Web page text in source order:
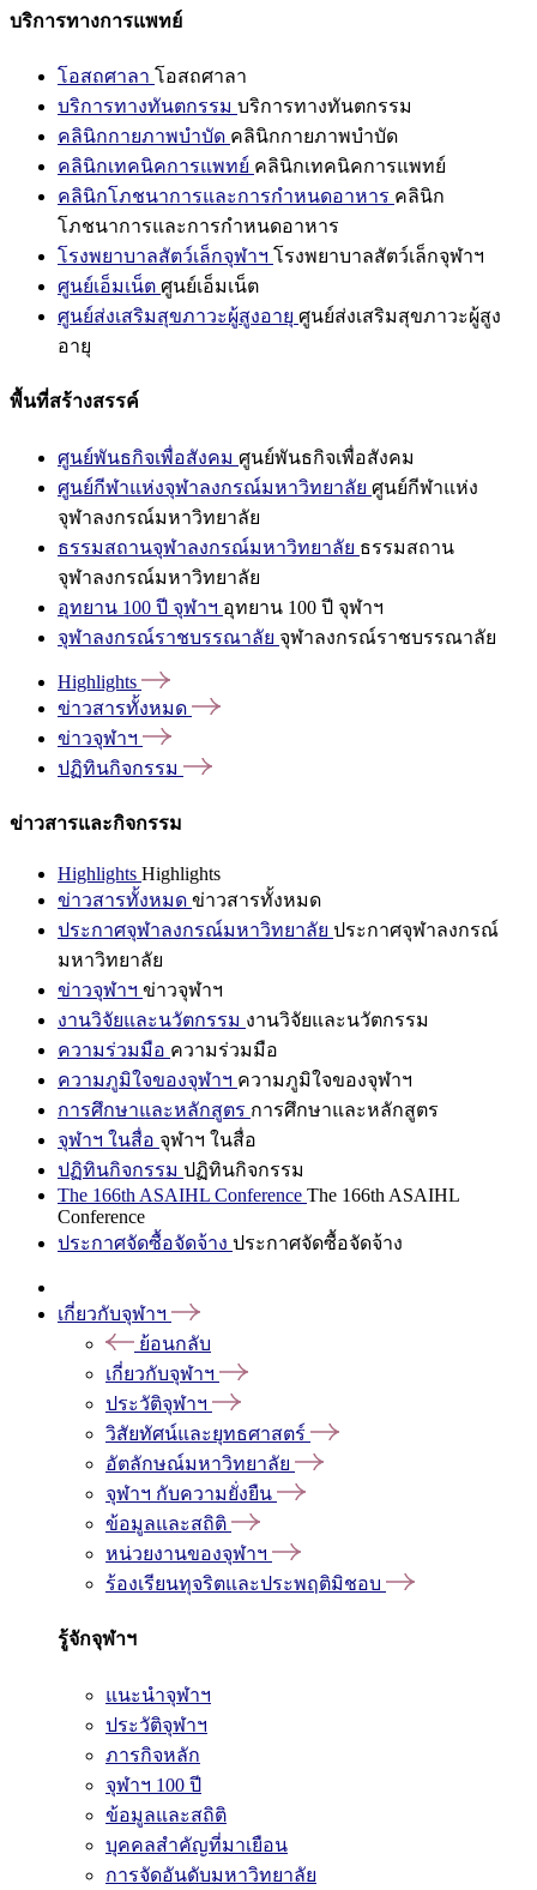
บริการทางการแพทย์
โอสถศาลา โอสถศาลา
บริการทางทันตกรรม บริการทางทันตกรรม
คลินิกกายภาพบำบัด คลินิกกายภาพบำบัด
คลินิกเทคนิคการแพทย์ คลินิกเทคนิคการแพทย์
คลินิกโภชนาการและการกำหนดอาหาร คลินิก
โภชนาการและการกำหนดอาหาร
โรงพยาบาลสัตว์เล็กจุฬาฯ โรงพยาบาลสัตว์เล็กจุฬาฯ
ศูนย์เอ็มเน็ต ศูนย์เอ็มเน็ต
ศูนย์ส่งเสริมสุขภาวะผู้สูงอายุ ศูนย์ส่งเสริมสุขภาวะผู้สูง
อายุ
พื้นที่สร้างสรรค์
ศูนย์พันธกิจเพื่อสังคม ศูนย์พันธกิจเพื่อสังคม
ศูนย์กีฬาแห่งจุฬาลงกรณ์มหาวิทยาลัย ศูนย์กีฬาแห่ง
จุฬาลงกรณ์มหาวิทยาลัย
ธรรมสถานจุฬาลงกรณ์มหาวิทยาลัย ธรรมสถาน
จุฬาลงกรณ์มหาวิทยาลัย
อุทยาน 100 ปี จุฬาฯ อุทยาน 100 ปี จุฬาฯ
จุฬาลงกรณ์ราชบรรณาลัย จุฬาลงกรณ์ราชบรรณาลัย
Highlights
ข่าวสารทั้งหมด
ข่าวจุฬาฯ
ปฏิทินกิจกรรม
ข่าวสารและกิจกรรม
Highlights Highlights
ข่าวสารทั้งหมด ข่าวสารทั้งหมด
ประกาศจุฬาลงกรณ์มหาวิทยาลัย ประกาศจุฬาลงกรณ์
มหาวิทยาลัย
ข่าวจุฬาฯ ข่าวจุฬาฯ
งานวิจัยและนวัตกรรม งานวิจัยและนวัตกรรม
ความร่วมมือ ความร่วมมือ
ความภูมิใจของจุฬาฯ ความภูมิใจของจุฬาฯ
การศึกษาและหลักสูตร การศึกษาและหลักสูตร
จุฬาฯ ในสื่อ จุฬาฯ ในสื่อ
ปฏิทินกิจกรรม ปฏิทินกิจกรรม
The 166th ASAIHL Conference The 166th ASAIHL
Conference
ประกาศจัดซื้อจัดจ้าง ประกาศจัดซื้อจัดจ้าง
เกี่ยวกับจุฬาฯ
ย้อนกลับ
เกี่ยวกับจุฬาฯ
ประวัติจุฬาฯ
วิสัยทัศน์และยุทธศาสตร์
อัตลักษณ์มหาวิทยาลัย
จุฬาฯ กับความยั่งยืน
ข้อมูลและสถิติ
หน่วยงานของจุฬาฯ
ร้องเรียนทุจริตและประพฤติมิชอบ
รู้จักจุฬาฯ
แนะนำจุฬาฯ
ประวัติจุฬาฯ
ภารกิจหลัก
จุฬาฯ 100 ปี
ข้อมูลและสถิติ
บุคคลสำคัญที่มาเยือน
การจัดอันดับมหาวิทยาลัย